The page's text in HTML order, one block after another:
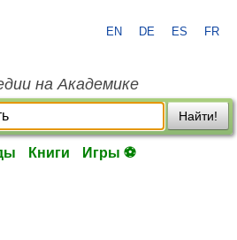
EN DE ES FR
на Академике
Найти!
Книги Игры ⚽